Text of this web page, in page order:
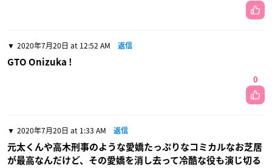
2020年7月20日 at 12:52 AM 返信
GTO Onizuka !
0
2020年7月20日 at 1:33 AM 返信
元太くんや高木刑事のような愛嬌たっぷりなコミカルなお芝居
が最高なんだけど、その愛嬌を消し去って冷酷な役も演じ切る